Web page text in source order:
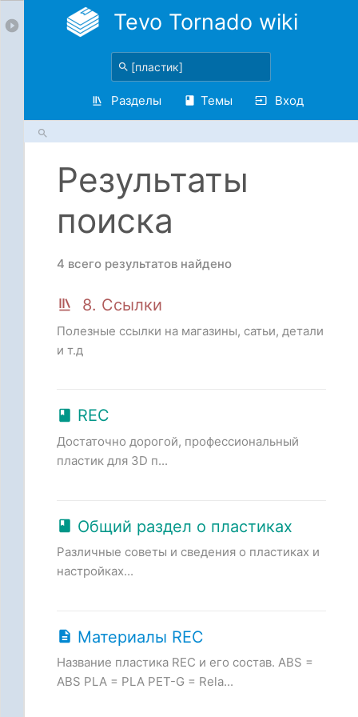
Tevo Tornado wiki
Разделы Темы Вход
Результаты
поиска
4 всего результатов найдено
8. Ссылки
Полезные ссылки на магазины, сатьи, детали
и т.д
REC
Достаточно дорогой, профессиональный
пластик для 3D п...
Общий раздел о пластиках
Различные советы и сведения о пластиках и
настройках...
Материалы REC
Название пластика REC и его состав. ABS =
ABS PLA = PLA PET-G = Rela...